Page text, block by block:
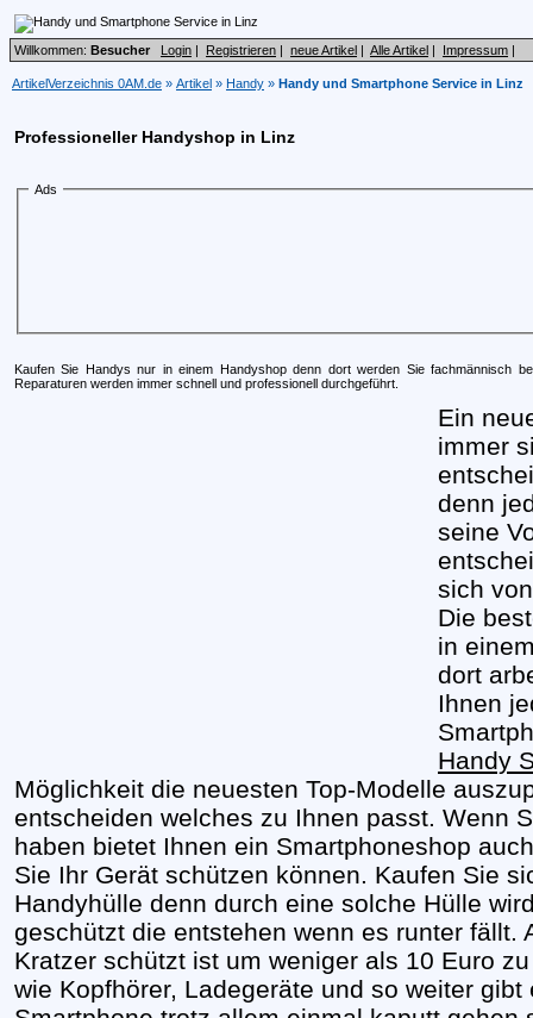
Willkommen: Besucher Login | Registrieren | neue Artikel | Alle Artikel | Impressum |
ArtikelVerzeichnis 0AM.de » Artikel » Handy » Handy und Smartphone Service in Linz
Professioneller Handyshop in Linz
Ads
Kaufen Sie Handys nur in einem Handyshop denn dort werden Sie fachmännisch
Reparaturen werden immer schnell und professionell durchgeführt.
Ein
immer
denn
seine
sich
Die
in
dort
Ihnen
Handy
Möglichkeit die neuesten Top-Modelle
entscheiden welches zu Ihnen passt. Wenn
haben bietet Ihnen ein Smartphoneshop
Sie Ihr Gerät schützen können. Kaufen Sie
Handyhülle denn durch eine solche Hülle
geschützt die entstehen wenn es runter fällt.
Kratzer schützt ist um weniger als 10 Euro
wie Kopfhörer, Ladegeräte und so weiter